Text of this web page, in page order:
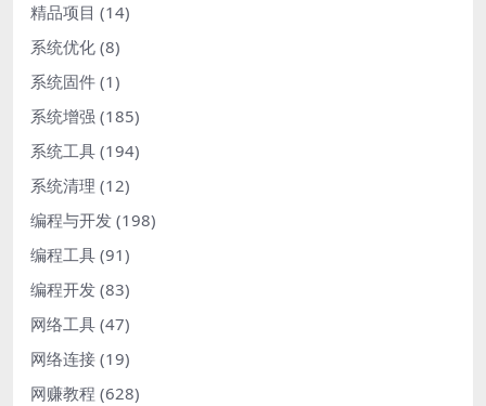
精品项目 (14)
系统优化 (8)
系统固件 (1)
系统增强 (185)
系统工具 (194)
系统清理 (12)
编程与开发 (198)
编程工具 (91)
编程开发 (83)
网络工具 (47)
网络连接 (19)
网赚教程 (628)